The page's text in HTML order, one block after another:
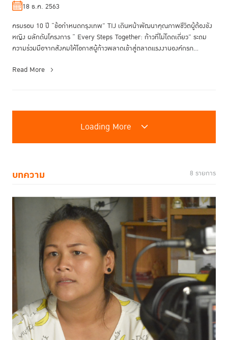
18 ธ.ค. 2563
ครบรอบ 10 ปี “ข้อกำหนดกรุงเทพ” TIJ เดินหน้าพัฒนาคุณภาพชีวิตผู้ต้องขัง
หญิง ผลักดันโครงการ “ Every Steps Together: ก้าวที่ไม่โดดเดี่ยว” ระดม
ความร่วมมือจากสังคมให้โอกาสผู้ก้าวพลาดเข้าสู่ตลาดแรงงานองค์กรภ...
Read More
Loading More
บทความ 8 รายการ